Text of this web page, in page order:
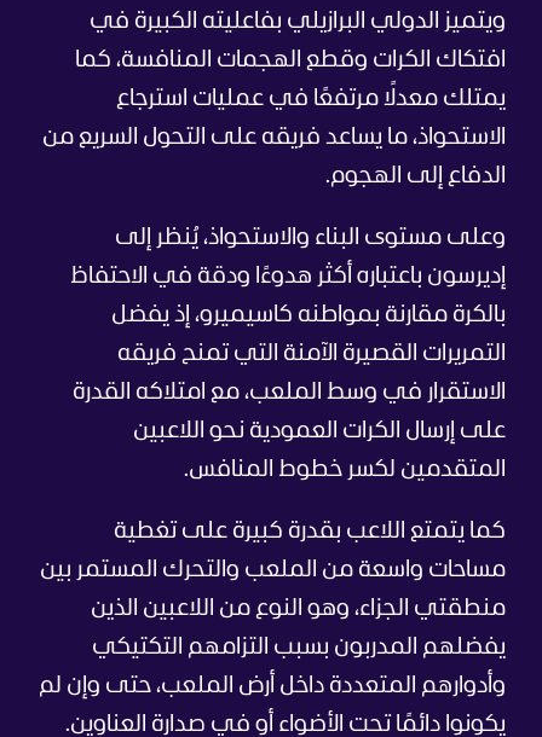
ويتميز الدولي البرازيلي بفاعليته الكبيرة في
افتكاك الكرات وقطع الهجمات المنافسة، كما
يمتلك معدلًا مرتفعًا في عمليات استرجاع
الاستحواذ، ما يساعد فريقه على التحول السريع من
الدفاع إلى الهجوم.
وعلى مستوى البناء والاستحواذ، يُنظر إلى
إديرسون باعتباره أكثر هدوءًا ودقة في الاحتفاظ
بالكرة مقارنة بمواطنه كاسيميرو، إذ يفضل
التمريرات القصيرة الآمنة التي تمنح فريقه
الاستقرار في وسط الملعب، مع امتلاكه القدرة
على إرسال الكرات العمودية نحو اللاعبين
المتقدمين لكسر خطوط المنافس.
كما يتمتع اللاعب بقدرة كبيرة على تغطية
مساحات واسعة من الملعب والتحرك المستمر بين
منطقتي الجزاء، وهو النوع من اللاعبين الذين
يفضلهم المدربون بسبب التزامهم التكتيكي
وأدوارهم المتعددة داخل أرض الملعب، حتى وإن لم
يكونوا دائمًا تحت الأضواء أو في صدارة العناوين.